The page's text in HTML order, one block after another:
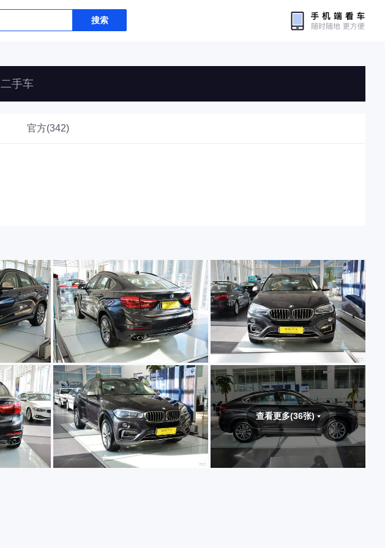
搜索
二手车
官方(342)
查看更多(36张)